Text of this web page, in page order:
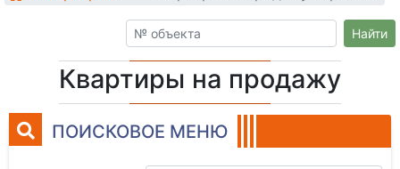
Найти
Квартиры на продажу
ПОИСКОВОЕ МЕНЮ